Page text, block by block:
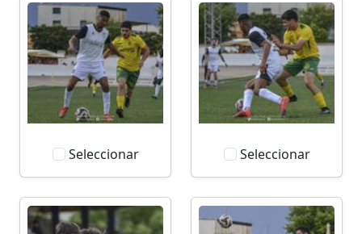
Seleccionar Seleccionar